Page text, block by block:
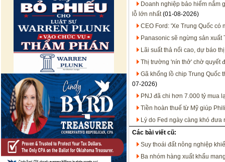
Doanh nghiệp bảo hiểm nắm
lỗ lớn nhất(01-08-2026)
CEO Ford: 'Xe Trung Quốc có
Panasonic sẽ ngừng sản xuất
Lãi suất thả nổi cao, dự báo
Thị trường 'nín thở' chờ quyết
Gã khổng lồ chip Trung Quốc
07-2026)
PNJ đã chi hơn 7.000 tỷ mua
Tiền hoàn thuế từ Mỹ giúp
Lý do Fed ngày càng khó đưa
Các bài viết cũ:
Suy thoái đất nông nghiệp
Ba nhóm hàng xuất khẩu